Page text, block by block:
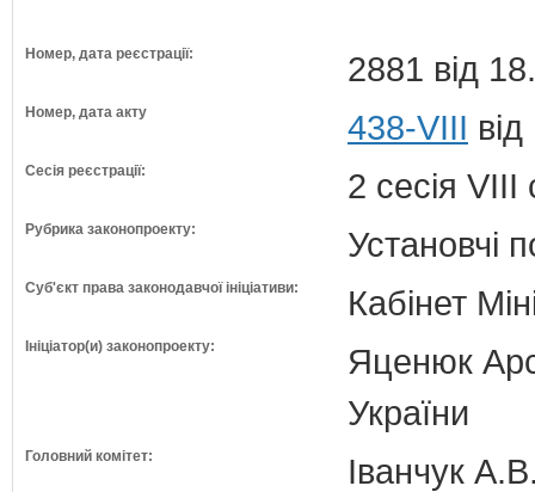
Номер, дата реєстрації: 2881 від
Номер, дата акту 438-VIII
Сесія реєстрації: 2 сесія VIII
Рубрика законопроекту: Установчі
Суб'єкт права законодавчої ініціативи: Кабінет
Ініціатор(и) законопроекту:
Яценюк
України
Головний комітет:
Іванчук